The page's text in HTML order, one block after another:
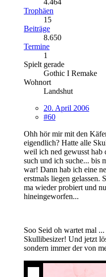
Trophäen
15
Beiträge
8.650
Termine
1
Spielt gerade
Gothic I Remake
Wohnort
Landshut
20. April 2006
#60
Ohh hör mir mit den
eigendlich? Hatte alle
weil ich ned gewusst hab
such und ich suche... bis
war! Dann hab ich eine
erstmals liegen gelassen.
ma wieder probiert und
hineingeworfen...
Soo Seid oh wartet mal
Skullibesizer! Und jetzt
sondern immer der von